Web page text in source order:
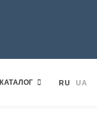
КАТАЛОГ RU UA